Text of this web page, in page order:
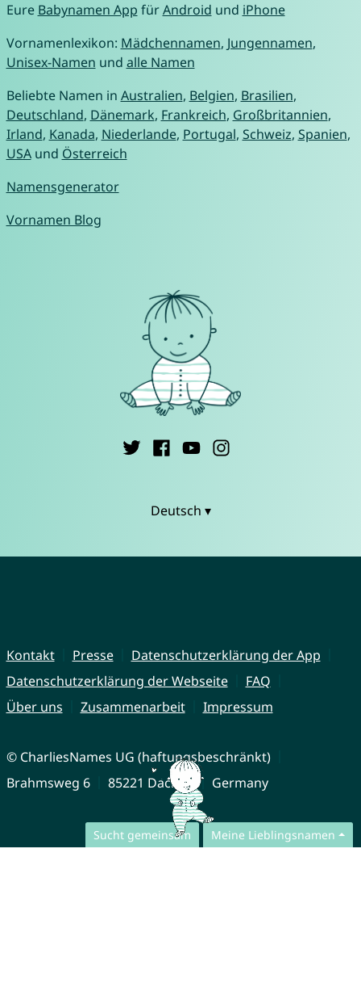
Sucht gemeinsam Meine Lieblingsnamen
Eure Babynamen App fürAndroid und iPhone
Vornamenlexikon: Mädchennamen, Jungennamen,
Unisex-Namen und alle Namen
Beliebte Namen in Australien, Belgien, Brasilien,
Deutschland, Dänemark, Frankreich, Großbritannien,
Irland, Kanada, Niederlande, Portugal, Schweiz, Spanien,
USAund Österreich
Namensgenerator
Vornamen Blog
Deutsch ▾
Kontakt Presse
Datenschutzerklärung der App
Datenschutzerklärung der Webseite
FAQ
Über uns
Zusammenarbeit Impressum
© CharliesNames UG (haftungsbeschränkt)
Brahmsweg 6
85221 Dachau Germany